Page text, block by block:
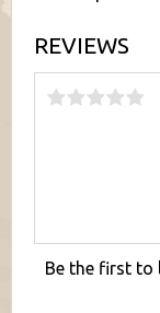
REVIEWS
Be the first to